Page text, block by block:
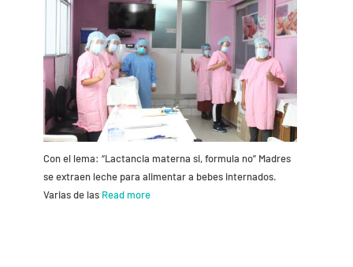
Con el lema: “Lactancia materna si, formula no” Madres
se extraen leche para alimentar a bebes internados.
Varias de las Read more